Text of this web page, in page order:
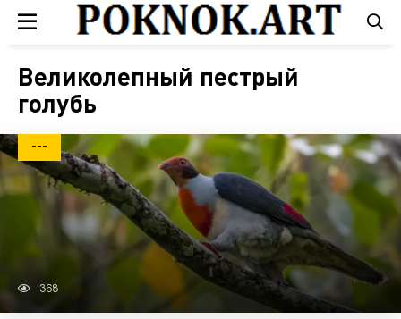
Великолепный пестрый
голубь
---
368